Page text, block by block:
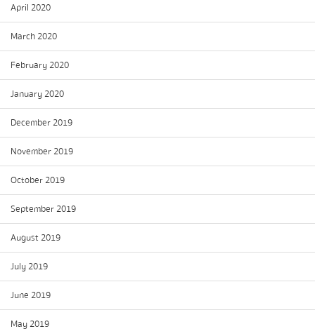
April 2020
March 2020
February 2020
January 2020
December 2019
November 2019
October 2019
September 2019
August 2019
July 2019
June 2019
May 2019